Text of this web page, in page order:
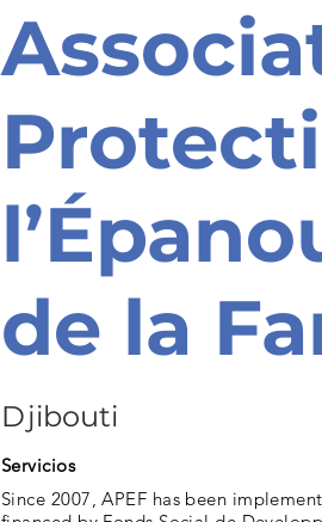
de la
Djibouti
Servicios
Since 2007, APEF has been